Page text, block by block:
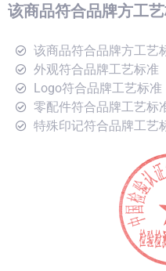
该商品符合品牌方工
该商品符合品牌方工艺
外观符合品牌工艺标准
Logo符合品牌工艺标准
零配件符合品牌工艺标
特殊印记符合品牌工艺